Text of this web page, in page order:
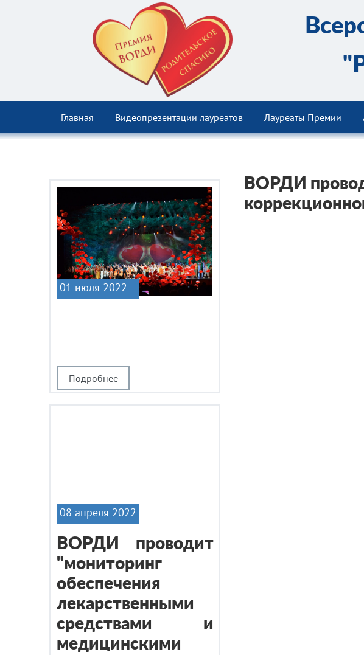
Главная Видеопрезентации лауреатов Лауреаты Премии
ВОРДИ
Подробнее
01 июля 2022
ВОРДИ проводит
"мониторинг
обеспечения
лекарственными
средствами и
медицинскими
08 апреля 2022